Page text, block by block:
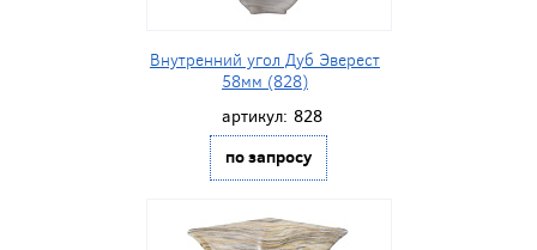
Внутренний угол Дуб Эверест
58мм (828)
артикул: 828
по запросу